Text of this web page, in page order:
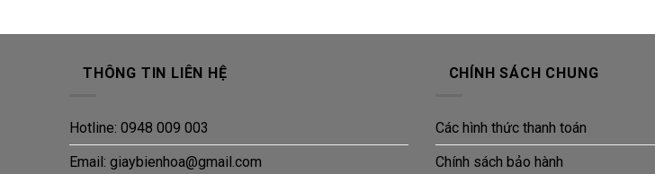
THÔNG TIN LIÊN HỆ
Hotline: 0948 009 003
Email: giaybienhoa@gmail.com
CHÍNH SÁCH CHUNG
Các hình thức thanh toán
Chính sách bảo hành